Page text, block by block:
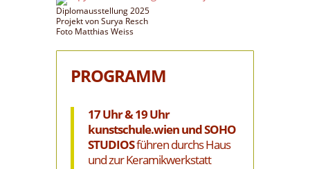
Diplomausstellung 2025
Projekt von Surya Resch
Foto Matthias Weiss
PROGRAMM
17 Uhr & 19 Uhr
kunstschule.wien und SOHO
STUDIOSführen durchs Haus
und zur Keramikwerkstatt